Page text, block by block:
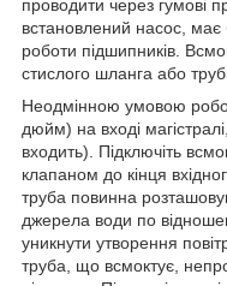
проводити через гумові
встановлений насос, має
роботи підшипників.
стислого шланга або
Неодмінною умовою
дюйм) на вході
входить). Підключіть
клапаном до кінця
труба повинна
джерела води по
уникнути утворення
труба, що всмоктує,